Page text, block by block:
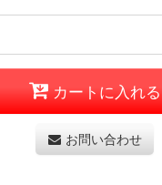
カートに入れる
お問い合わせ